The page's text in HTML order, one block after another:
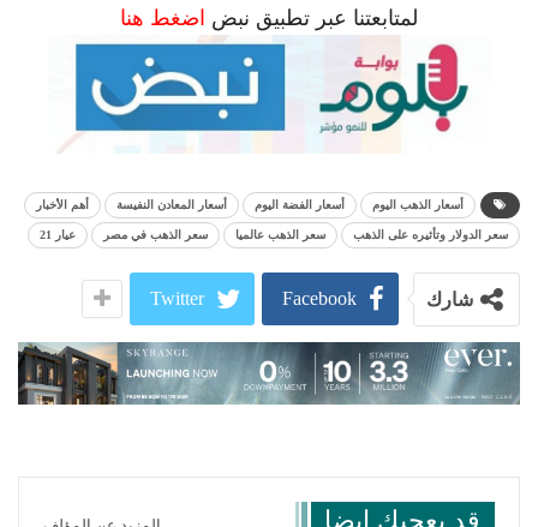
لمتابعتنا عبر تطبيق نبض اضغط هنا
أسعار الذهب اليوم أسعار الفضة اليوم أسعار المعادن النفيسة أهم الأخبار
سعر الدولار وتأثيره على الذهب سعر الذهب عالميا سعر الذهب في مصر عيار 21
شارك Facebook
Twitter
قد يعجبك ايضا